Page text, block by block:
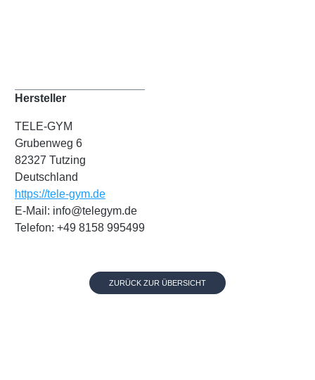
Hersteller
TELE-GYM
Grubenweg 6
82327 Tutzing
Deutschland
https://tele-gym.de
E-Mail: info@telegym.de
Telefon: +49 8158 995499
ZURÜCK ZUR ÜBERSICHT